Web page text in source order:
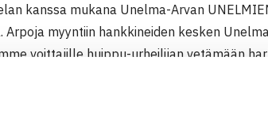
kanssa mukana Unelma-Arvan
Arpoja myyntiin hankkineiden kesken
voittajille huippu-urheilijan vetämään
kertoo meille mistä lajista he haluavat